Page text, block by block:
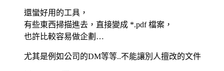
還蠻好用的工具，
有些東西掃描進去，直接變成 *.pdf 檔案，
也許比較容易做企劃…
尤其是例如公司的DM等等..不能讓別人擅改的文件